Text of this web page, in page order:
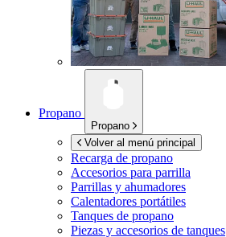
Propano
Propano
Volver al menú principal
Recarga de propano
Accesorios para parrilla
Parrillas y ahumadores
Calentadores portátiles
Tanques de propano
Piezas y accesorios de tanques